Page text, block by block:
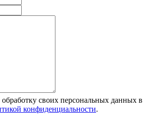
обработку своих персональных данных в
конфиденциальности.